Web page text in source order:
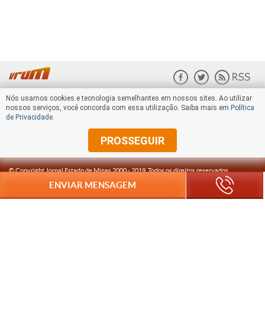
© Copyright Jornal Estado de Minas 2000 -2019. Todos os direitos reservados.
ENVIAR MENSAGEM
Nós usamos cookies e tecnologia semelhantes em nossos sites. Ao utilizar
nossos serviços, você concorda com essa utilização. Saiba mais em Política
de Privacidade.
PROSSEGUIR